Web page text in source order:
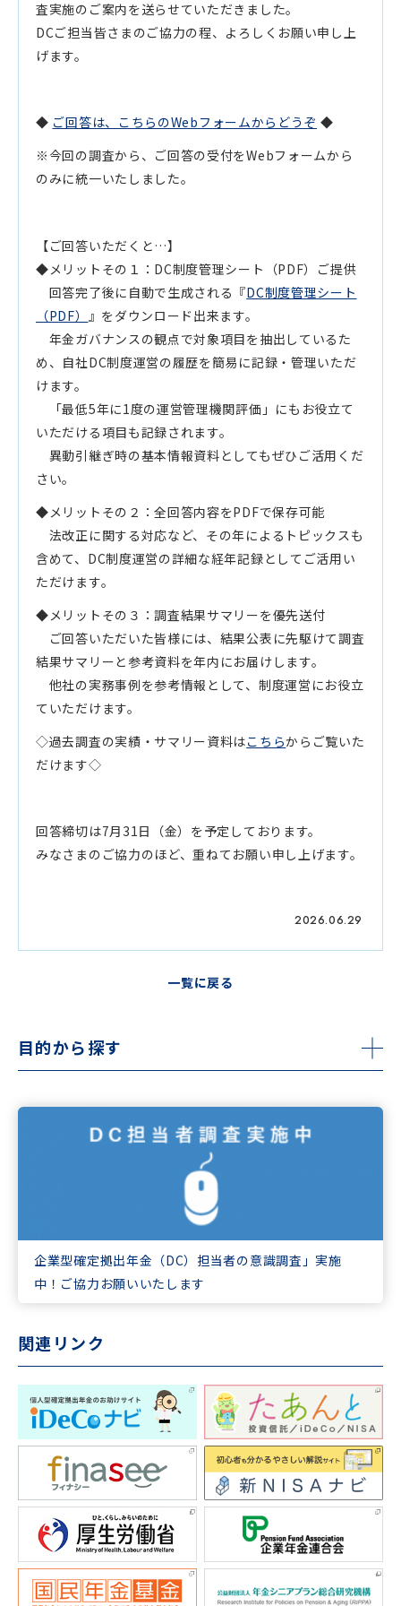
査実施のご案内を送らせていただきました。
DCご担当皆さまのご協力の程、よろしくお願い申し上
げます。
◆ ご回答は、こちらのWebフォームからどうぞ ◆
※今回の調査から、ご回答の受付をWebフォームから
のみに統一いたしました。
【ご回答いただくと…】
◆メリットその１：DC制度管理シート（PDF）ご提供
回答完了後に自動で生成される『DC制度管理シート
（PDF）
』をダウンロード出来ます。
年金ガバナンスの観点で対象項目を抽出しているた
め、自社DC制度運営の履歴を簡易に記録・管理いただ
けます。
「最低5年に1度の運営管理機関評価」にもお役立て
いただける項目も記録されます。
異動引継ぎ時の基本情報資料としてもぜひご活用くだ
さい。
◆メリットその２：全回答内容をPDFで保存可能
法改正に関する対応など、その年によるトピックスも
含めて、DC制度運営の詳細な経年記録としてご活用い
ただけます。
◆メリットその３：調査結果サマリーを優先送付
ご回答いただいた皆様には、結果公表に先駆けて調査
結果サマリーと参考資料を年内にお届けします。
他社の実務事例を参考情報として、制度運営にお役立
ていただけます。
◇過去調査の実績・サマリー資料はこちらからご覧いた
だけます◇
回答締切は7月31日（金）を予定しております。
みなさまのご協力のほど、重ねてお願い申し上げます。
2026.06.29
一覧に戻る
目的から探す
企業型確定拠出年金（DC）担当者の意識調査」実施
中！ご協力お願いいたします
関連リンク